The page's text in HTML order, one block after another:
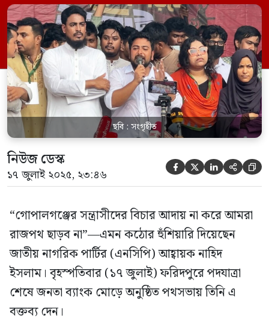
মোড়ে অনুষ্ঠিত পথসভায় তিনি এ বক্তব্য দেন।
নাহিদ ইসলাম বলেন, “এখনও আমরা সময়
দিচ্ছি। সন্ত্রাসীদের গ্রেপ্তার করুন। তা না হলে
আবারও গোপালগঞ্জে লং মার্চ করবো। তবে
সেবার […]
ছবি : সংগৃহীত
নিউজ ডেস্ক
১৭ জুলাই ২০২৫, ২৩:৪৬     
“গোপালগঞ্জের সন্ত্রাসীদের বিচার আদায় না করে আমরা
রাজপথ ছাড়ব না”—এমন কঠোর হুঁশিয়ারি দিয়েছেন
জাতীয় নাগরিক পার্টির (এনসিপি) আহ্বায়ক নাহিদ
ইসলাম। বৃহস্পতিবার (১৭ জুলাই) ফরিদপুরে পদযাত্রা
শেষে জনতা ব্যাংক মোড়ে অনুষ্ঠিত পথসভায় তিনি এ
বক্তব্য দেন।